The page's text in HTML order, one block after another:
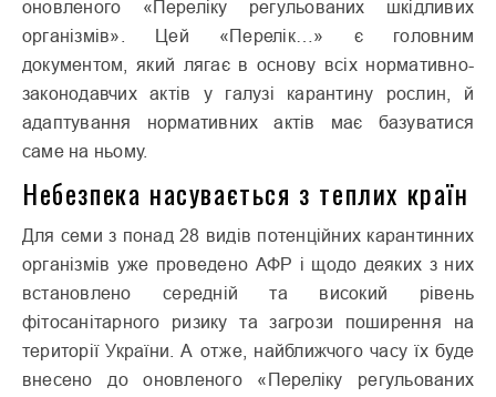
оновленого «Переліку регульованих шкідливих
організмів». Цей «Перелік…» є головним
документом, який лягає в основу всіх нормативно-
законодавчих актів у галузі карантину рослин, й
адаптування нормативних актів має базуватися
саме на ньому.
Небезпека насувається з теплих країн
Для семи з понад 28 видів потенційних карантинних
організмів уже проведено АФР і щодо деяких з них
встановлено середній та високий рівень
фітосанітарного ризику та загрози поширення на
території України. А отже, найближчого часу їх буде
внесено до оновленого «Переліку регульованих